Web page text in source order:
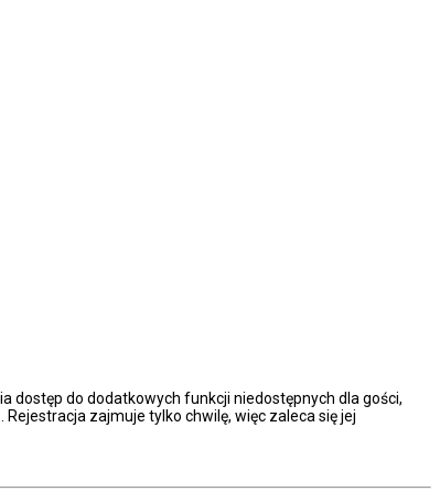
dostęp do dodatkowych funkcji niedostępnych dla gości,
zajmuje tylko chwilę, więc zaleca się jej